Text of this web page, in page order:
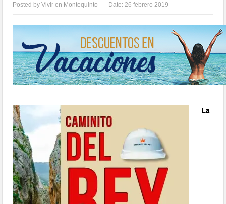
Posted byVivir en Montequinto Date:26 febrero 2019
La